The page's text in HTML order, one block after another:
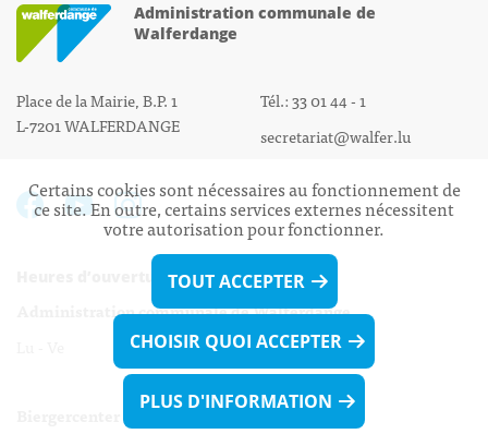
Administration communale de
Walferdange
Place de la Mairie, B.P. 1
L-7201 WALFERDANGE
Tél.: 33 01 44 - 1
secretariat@walfer.lu
Heures d’ouverture:
Administration communale de Walferdange
Lu - Ve 08h00 - 11h30
13h30 - 16h00
Certains cookies sont nécessaires au fonctionnement de
ce site. En outre, certains services externes nécessitent
votre autorisation pour fonctionner.
TOUT ACCEPTER
CHOISIR QUOI ACCEPTER
PLUS D'INFORMATION